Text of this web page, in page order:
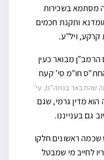
מסתמא בשכירות
ותקנת חכמים
קרקע, ויל”ע.
מבואר כעין
חו”מ סי’ קעח
שהתבאר בנתה”מ, עי’
הוא מדין גרמי, שגם
גם בענייננו.
שכמה ראשונים חלקו
לחייב מי שמבטל